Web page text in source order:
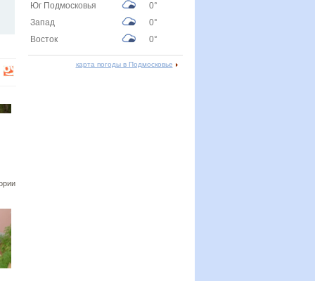
Юг Подмосковья
0°
Запад
0°
Восток
0°
карта погоды в Подмосковье